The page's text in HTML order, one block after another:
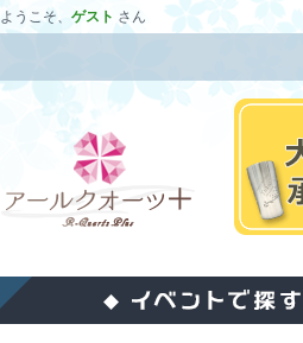
ようこそ、 ゲスト さん